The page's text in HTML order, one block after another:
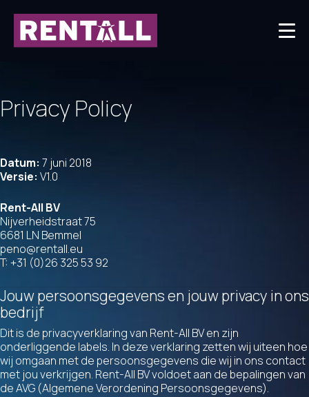
Privacy Policy
Datum: 7 juni 2018
Versie: V1.0
Rent-All BV
Nijverheidstraat 75
6681 LN Bemmel
peno@rentall.eu
T: +31 (0)26 325 53 92
Jouw persoonsgegevens en jouw privacy in ons
bedrijf
Dit is de privacyverklaring van Rent-All BV en zijn
onderliggende labels. In deze verklaring zetten wij uiteen hoe
wij omgaan met de persoonsgegevens die wij in ons contact
met jou verkrijgen. Rent-All BV voldoet aan de bepalingen van
de AVG (Algemene Verordening Persoonsgegevens).